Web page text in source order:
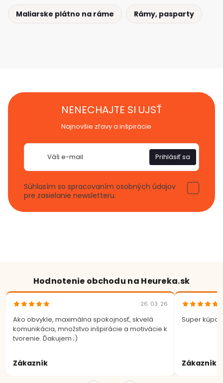
Maliarske plátno na ráme
Rámy, pasparty
NENECHAJTE SI UJSŤ
Najnovšie zľavy a inšpirácie
Prihlásiť sa
Súhlasím so spracovaním osobných údajov
pre zasielanie newsletteru.
Hodnotenie obchodu na Heureka.sk
26. 03. 26
Ako obvykle, maximálna spokojnosť, skvelá
komunikácia, množstvo inšpirácie a motivácie k
tvorenie. Ďakujem ;)
Zákazník
Super
Zákazník